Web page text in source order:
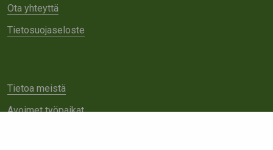
Ota yhteyttä
Tietosuojaseloste
Tietoa meistä
Avoimet työpaikat